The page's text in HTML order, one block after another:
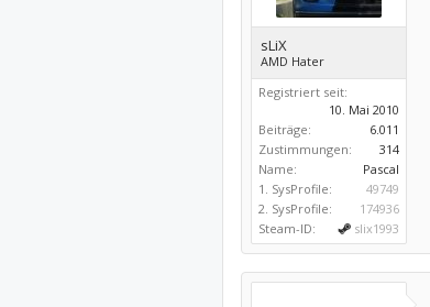
sLiX
AMD Hater
Registriert seit:
10. Mai 2010
Beiträge:
6.011
Zustimmungen:
314
Name:
Pascal
1. SysProfile:
49749
2. SysProfile:
174936
Steam-ID:
slix1993